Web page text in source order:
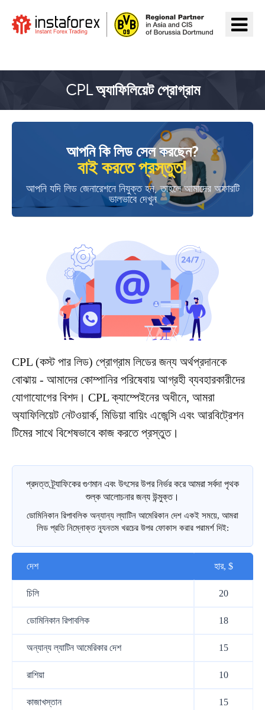
CPL অ্যাফিলিয়েট প্রোগ্রাম
আপনি কি লিড সেল করছেন?
বাই করতে প্রস্তুত!
আপনি যদি লিড জেনারেশনে নিযুক্ত হন, তাহলে আমাদের অফারটি
ভালভাবে দেখুন
CPL (কস্ট পার লিড) প্রোগ্রাম লিডের জন্য অর্থপ্রদানকে
বোঝায় - আমাদের কোম্পানির পরিষেবায় আগ্রহী ব্যবহারকারীদের
যোগাযোগের বিশদ। CPL ক্যাম্পেইনের অধীনে, আমরা
অ্যাফিলিয়েট নেটওয়ার্ক, মিডিয়া বায়িং এজেন্সি এবং আরবিট্রেশন
টিমের সাথে বিশেষভাবে কাজ করতে প্রস্তুত।
প্রদত্ত ট্র্যাফিকের গুণমান এবং উৎসের উপর নির্ভর করে আমরা সর্বদা পৃথক
শুল্ক আলোচনার জন্য উন্মুক্ত।
ডোমিনিকান রিপাবলিক অন্যান্য ল্যাটিন আমেরিকান দেশ একই সময়ে, আমরা
লিড প্রতি নিম্নোক্ত ন্যূনতম খরচের উপর ফোকাস করার পরামর্শ দিই:
দেশ হার, $
চিলি 20
ডোমিনিকান রিপাবলিক 18
অন্যান্য ল্যাটিন আমেরিকার দেশ 15
রাশিয়া 10
কাজাখস্তান 15